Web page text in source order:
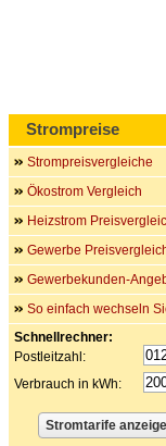
Strompreise
Strompreisvergleiche
Ökostrom Vergleich
Heizstrom
Gewerbe
Gewerbekunden-
So einfach wechseln
Schnellrechner:
Postleitzahl:
Verbrauch in kWh: